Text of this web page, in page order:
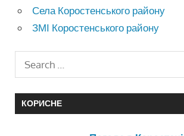
Села Коростенського району
ЗМІ Коростенського району
КОРИСНЕ